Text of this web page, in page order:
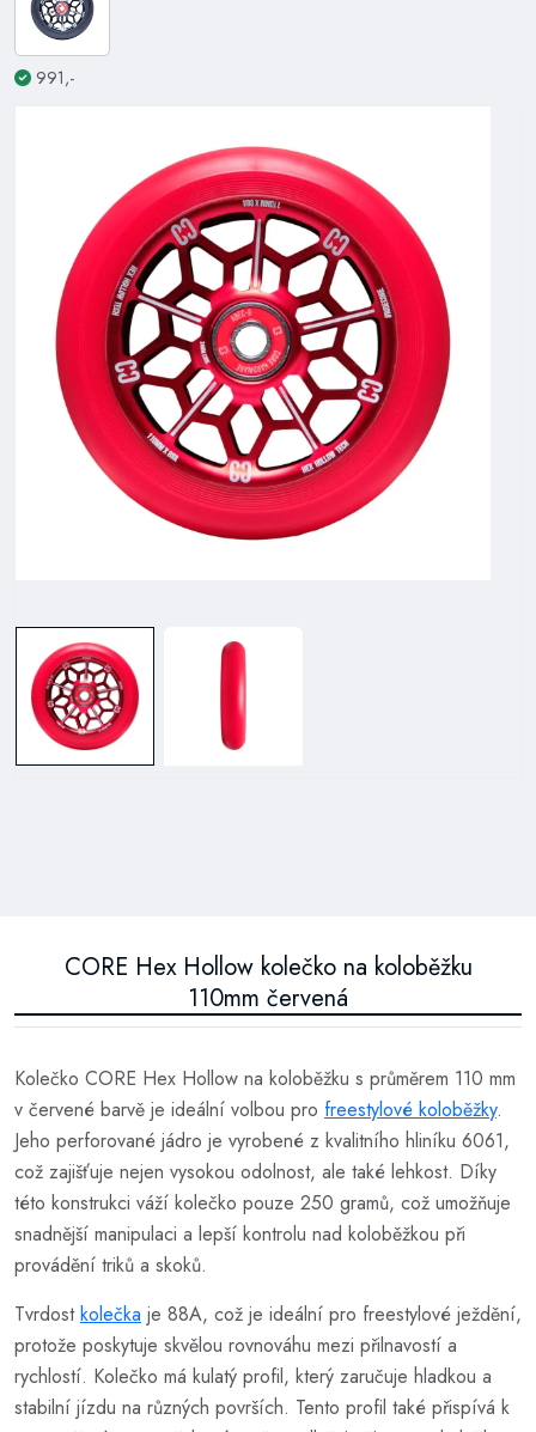
991,-
CORE Hex Hollow kolečko na koloběžku
110mm červená
Kolečko CORE Hex Hollow na koloběžku s průměrem 110 mm
v červené barvě je ideální volbou pro freestylové koloběžky.
Jeho perforované jádro je vyrobené z kvalitního hliníku 6061,
což zajišťuje nejen vysokou odolnost, ale také lehkost. Díky
této konstrukci váží kolečko pouze 250 gramů, což umožňuje
snadnější manipulaci a lepší kontrolu nad koloběžkou při
provádění triků a skoků.
Tvrdostkolečka je 88A, což je ideální pro freestylové ježdění,
protože poskytuje skvělou rovnováhu mezi přilnavostí a
rychlostí. Kolečko má kulatý profil, který zaručuje hladkou a
stabilní jízdu na různých površích. Tento profil také přispívá k